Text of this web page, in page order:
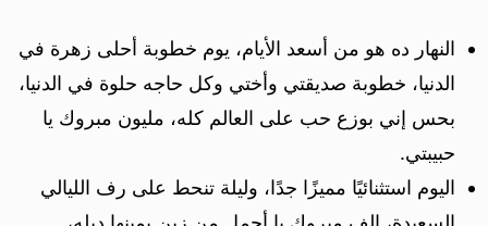
النهار ده هو من أسعد الأيام، يوم خطوبة أحلى زهرة في
الدنيا، خطوبة صديقتي وأختي وكل حاجه حلوة في الدنيا،
بحس إني بوزع حب على العالم كله، مليون مبروك يا
حبيبتي.
اليوم استثنائيًا مميزًا جدًا، وليلة تنحط على رف الليالي